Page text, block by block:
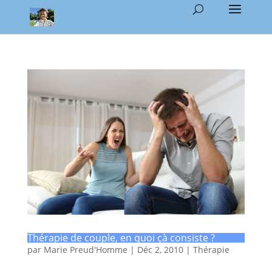
Thérapie de couple, en quoi çà consiste ?
par Marie Preud'Homme | Déc 2, 2010| Thérapie